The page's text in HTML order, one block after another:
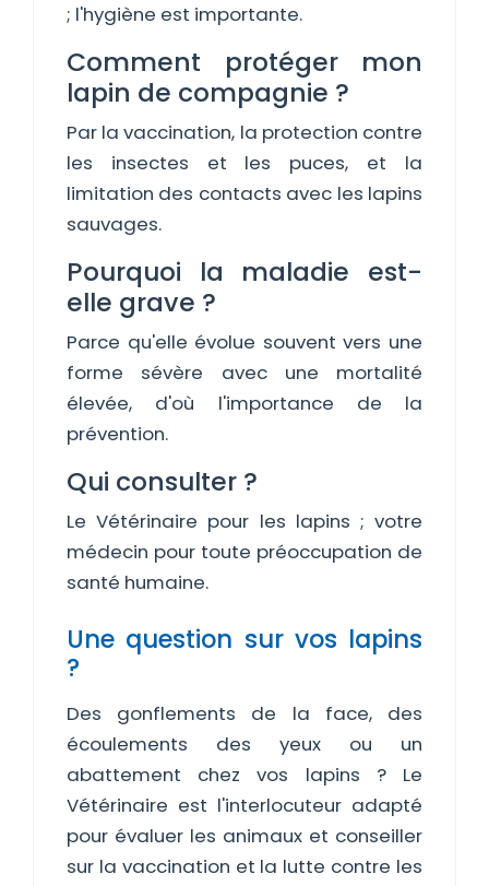
; l'hygiène est importante.
Comment protéger mon
lapin de compagnie ?
Par la vaccination, la protection contre
les insectes et les puces, et la
limitation des contacts avec les lapins
sauvages.
Pourquoi la maladie est-
elle grave ?
Parce qu'elle évolue souvent vers une
forme sévère avec une mortalité
élevée, d'où l'importance de la
prévention.
Qui consulter ?
Le Vétérinaire pour les lapins ; votre
médecin pour toute préoccupation de
santé humaine.
Une question sur vos lapins
?
Des gonflements de la face, des
écoulements des yeux ou un
abattement chez vos lapins ? Le
Vétérinaire est l'interlocuteur adapté
pour évaluer les animaux et conseiller
sur la vaccination et la lutte contre les